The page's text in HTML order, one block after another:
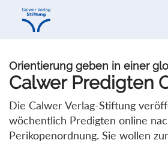
Direkt
Direkt
Orientierung geben in einer
Calwer Predigten
Die Calwer Verlag-Stiftung
wöchentlich Predigten online
Perikopenordnung. Sie wollen